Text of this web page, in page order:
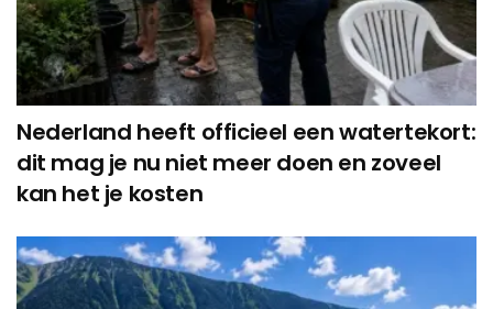
Nederland heeft officieel een watertekort:
dit mag je nu niet meer doen en zoveel
kan het je kosten